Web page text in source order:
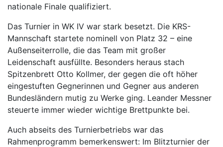
nationale Finale qualifiziert.
Das Turnier in WK IV war stark besetzt. Die KRS-
Mannschaft startete nominell von Platz 32 – eine
Außenseiterrolle, die das Team mit großer
Leidenschaft ausfüllte. Besonders heraus stach
Spitzenbrett Otto Kollmer, der gegen die oft höher
eingestuften Gegnerinnen und Gegner aus anderen
Bundesländern mutig zu Werke ging. Leander Messner
steuerte immer wieder wichtige Brettpunkte bei.
Auch abseits des Turnierbetriebs war das
Rahmenprogramm bemerkenswert: Im Blitzturnier der